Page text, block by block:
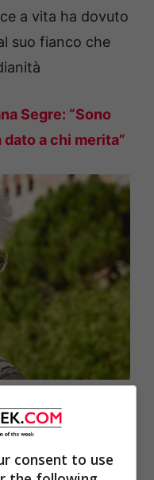
a vita ha dovuto
suo fianco che
Segre: “Sono
a chi merita”
consent to use